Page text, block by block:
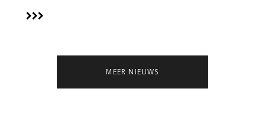
MEER NIEUWS